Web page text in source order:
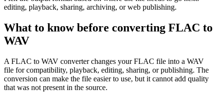
editing, playback, sharing, archiving, or web publishing.
What to know before converting FLAC to
WAV
A FLAC to WAV converter changes your FLAC file into a WAV
file for compatibility, playback, editing, sharing, or publishing. The
conversion can make the file easier to use, but it cannot add quality
that was not present in the source.